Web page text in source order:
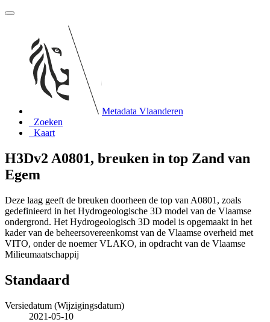
Metadata Vlaanderen
Zoeken
Kaart
H3Dv2 A0801, breuken in top Zand van
Egem
Deze laag geeft de breuken doorheen de top van A0801, zoals
gedefinieerd in het Hydrogeologische 3D model van de Vlaamse
ondergrond. Het Hydrogeologisch 3D model is opgemaakt in het
kader van de beheersovereenkomst van de Vlaamse overheid met
VITO, onder de noemer VLAKO, in opdracht van de Vlaamse
Milieumaatschappij
Standaard
Versiedatum (Wijzigingsdatum)
2021-05-10